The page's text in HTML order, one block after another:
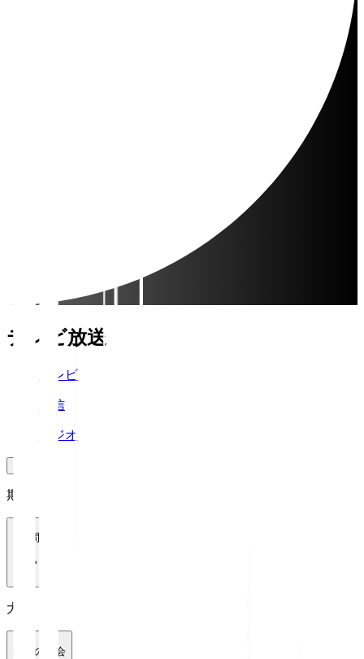
テレビ放送
テレビ
配信
ラジオ
期間
1週間
大会
全ての大会